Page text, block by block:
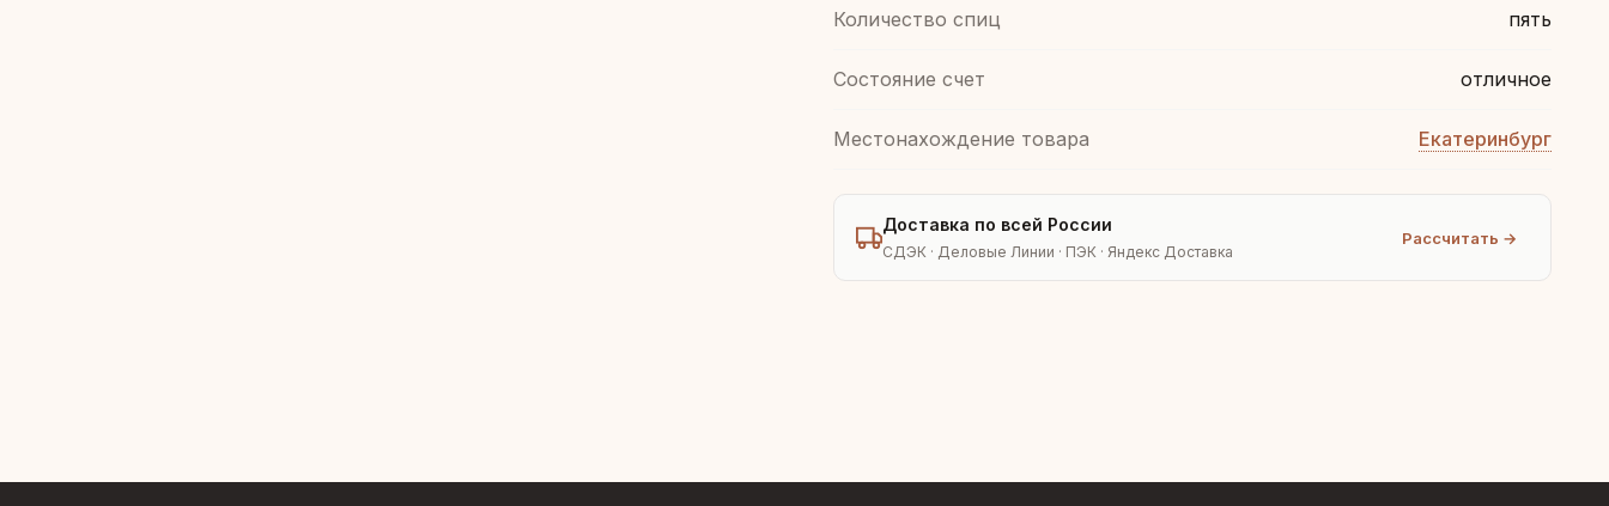
Количество спиц пять
Состояние счет отличное
Местонахождение товара Екатеринбург
Доставка по всей России
СДЭК · Деловые Линии · ПЭК · Яндекс Доставка
Рассчитать →